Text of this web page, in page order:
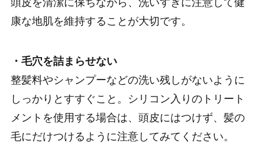
康な地肌を維持することが大切です。
・毛穴を詰まらせない
整髪料やシャンプーなどの洗い残しがないように
しっかりとすすぐこと。シリコン入りのトリート
メントを使用する場合は、頭皮にはつけず、髪の
毛にだけつけるように注意してみてください。